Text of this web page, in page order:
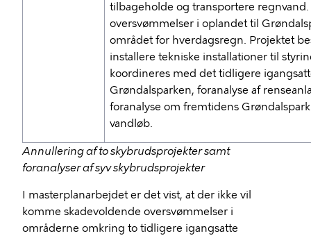
tilbageholde og transportere
oversvømmelser i oplandet til
området for hverdagsregn. Projektet
installere tekniske installationer til
koordineres med det tidligere
Grøndalsparken, foranalyse af
foranalyse om fremtidens
vandløb.
Annullering af to skybrudsprojekter samt
foranalyser af syv skybrudsprojekter
I masterplanarbejdet er det vist, at der ikke vil
komme skadevoldende oversvømmelser i
områderne omkring to tidligere igangsatte